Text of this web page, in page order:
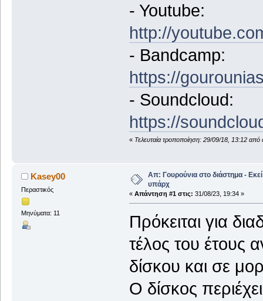
- Youtube:
http://
- Bandcamp:
https://
- Soundcloud:
https://
« Τελευταία τροποποίηση: 29/09/18, 13:12
Kasey00
Περαστικός
Μηνύματα: 11
Απ: Γουρούνια στο διάστημα -
υπάρχ
« Απάντηση #1 στις: 31/08/23, 19:34 »
Πρόκειται για
τέλος του έτους
δίσκου και σε
Ο δίσκος